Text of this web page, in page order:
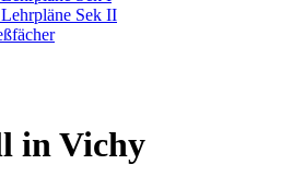
Sek II
in Vichy